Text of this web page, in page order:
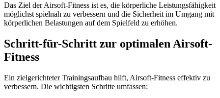
Das Ziel der Airsoft-Fitness ist es, die körperliche Leistungsfähigkeit
möglichst spielnah zu verbessern und die Sicherheit im Umgang mit
körperlichen Belastungen auf dem Spielfeld zu erhöhen.
Schritt-für-Schritt zur optimalen Airsoft-
Fitness
Ein zielgerichteter Trainingsaufbau hilft, Airsoft-Fitness effektiv zu
verbessern. Die wichtigsten Schritte umfassen: